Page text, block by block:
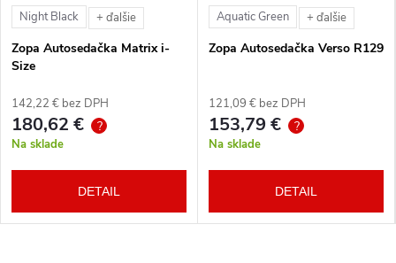
Night Black + ďalšie
Zopa Autosedačka Matrix i-
Size
142,22 € bez DPH
180,62 € ?
Na sklade
DETAIL
Aquatic Green + ďalšie
Zopa Autosedačka Verso R129
121,09 € bez DPH
153,79 € ?
Na sklade
DETAIL